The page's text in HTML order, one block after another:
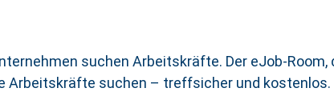
suchen Arbeitskräfte. Der eJob-Room,
Arbeitskräfte suchen – treffsicher und kostenlos.